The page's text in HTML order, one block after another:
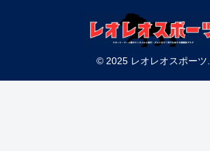
© 2025 レオレオスポーツ.